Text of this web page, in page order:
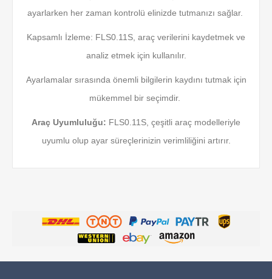
ayarlarken her zaman kontrolü elinizde tutmanızı sağlar.
Kapsamlı İzleme: FLS0.11S, araç verilerini kaydetmek ve
analiz etmek için kullanılır.
Ayarlamalar sırasında önemli bilgilerin kaydını tutmak için
mükemmel bir seçimdir.
Araç Uyumluluğu: FLS0.11S, çeşitli araç modelleriyle
uyumlu olup ayar süreçlerinizin verimliliğini artırır.